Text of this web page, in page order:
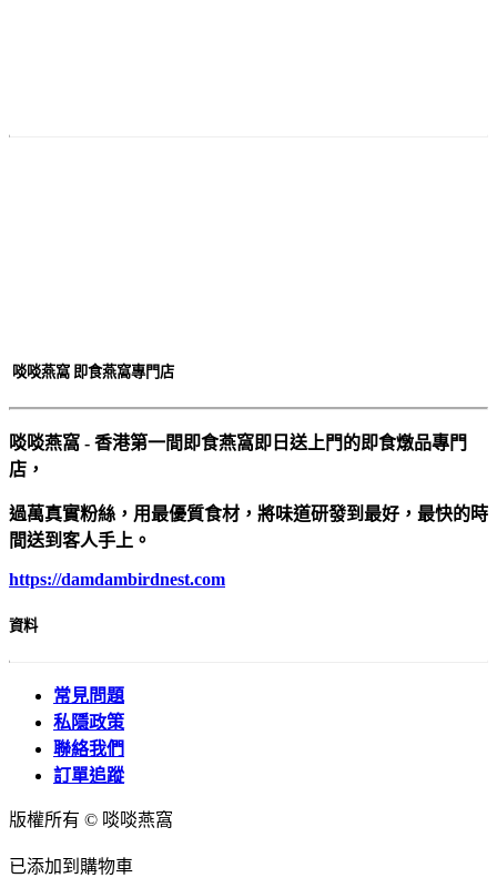
啖啖燕窩 即食燕窩專門店
啖啖燕窩 - 香港第一間即食燕窩即日送上門的即食燉品專門
店，
過萬真實粉絲，用最優質食材，將味道研發到最好，最快的時
間送到客人手上。
https://damdambirdnest.com​
資料
常見問題
私隱政策
聯絡我們
訂單追蹤
版權所有 © 啖啖燕窩
已添加到購物車